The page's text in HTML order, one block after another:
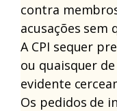
contra
acusações sem
A CPI sequer
ou quaisquer
evidente
Os pedidos de